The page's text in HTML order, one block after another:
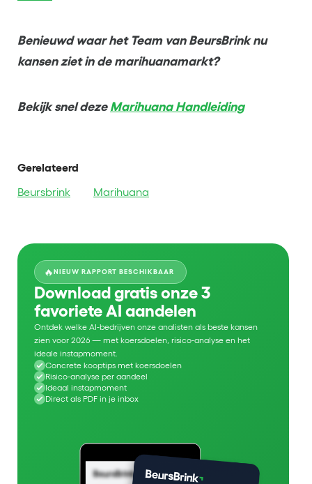
Benieuwd waar het Team van BeursBrink nu
kansen ziet in de marihuanamarkt?
Bekijk snel deze Marihuana Handleiding
Gerelateerd
Beursbrink
Marihuana
🔥NIEUW RAPPORT BESCHIKBAAR
Download gratis onze 3
favoriete AI aandelen
Ontdek welke AI-bedrijven onze analisten als beste kansen
zien voor 2026 — met koersdoelen, risico-analyse en het
ideale instapmoment.
Concrete kooptips met koersdoelen
Risico-analyse per aandeel
Ideaal instapmoment
Direct als PDF in je inbox